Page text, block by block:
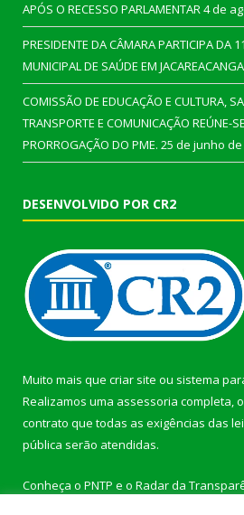
APÓS O RECESSO PARLAMENTAR4 de
PRESIDENTE DA CÂMARA PARTICIPA DA
MUNICIPAL DE SAÚDE EM
COMISSÃO DE EDUCAÇÃO E CULTURA,
TRANSPORTE E COMUNICAÇÃO REÚNE-
PRORROGAÇÃO DO PME. 25 de junho de
DESENVOLVIDO POR CR2
Muito mais que criar site ou sistema
Realizamos uma assessoria completa,
contrato que todas as exigências das
pública serão atendidas.
Conheça o PNTP e o Radar da